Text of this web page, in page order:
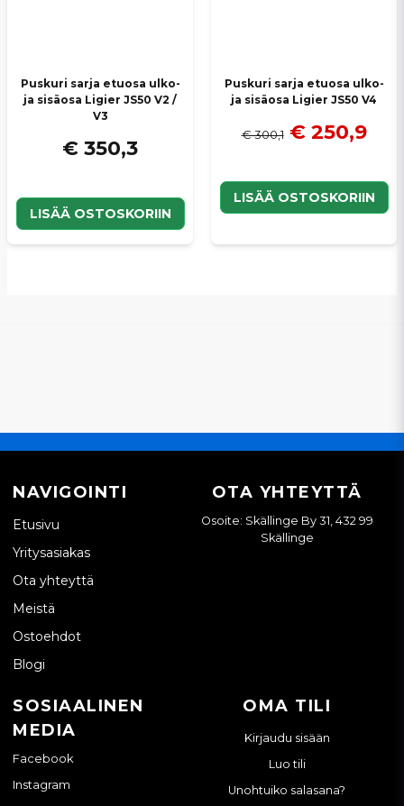
Puskuri sarja etuosa ulko-
ja sisäosa Ligier JS50 V2 /
V3
€ 350,3
LISÄÄ OSTOSKORIIN
Puskuri sarja etuosa ulko-
ja sisäosa Ligier JS50 V4
€ 300,1 € 250,9
LISÄÄ OSTOSKORIIN
NAVIGOINTI
Etusivu
Yritysasiakas
Ota yhteyttä
Meistä
Ostoehdot
Blogi
OTA YHTEYTTÄ
Osoite: Skällinge By 31, 432 99
Skällinge
SOSIAALINEN
MEDIA
Facebook
Instagram
OMA TILI
Kirjaudu sisään
Luo tili
Unohtuiko salasana?